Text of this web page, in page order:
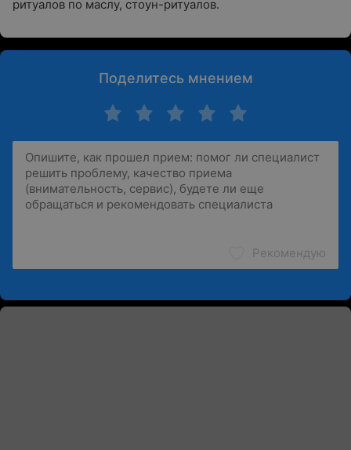
ритуалов по маслу, стоун-ритуалов.
Поделитесь мнением
Рекомендую